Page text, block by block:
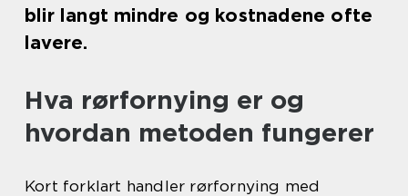
blir langt mindre og kostnadene ofte
lavere.
Hva rørfornying er og
hvordan metoden fungerer
Kort forklart handler rørfornying med